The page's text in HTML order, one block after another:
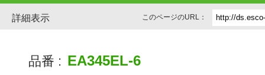
詳細表示 このページのURL：
品番 : EA345EL-6